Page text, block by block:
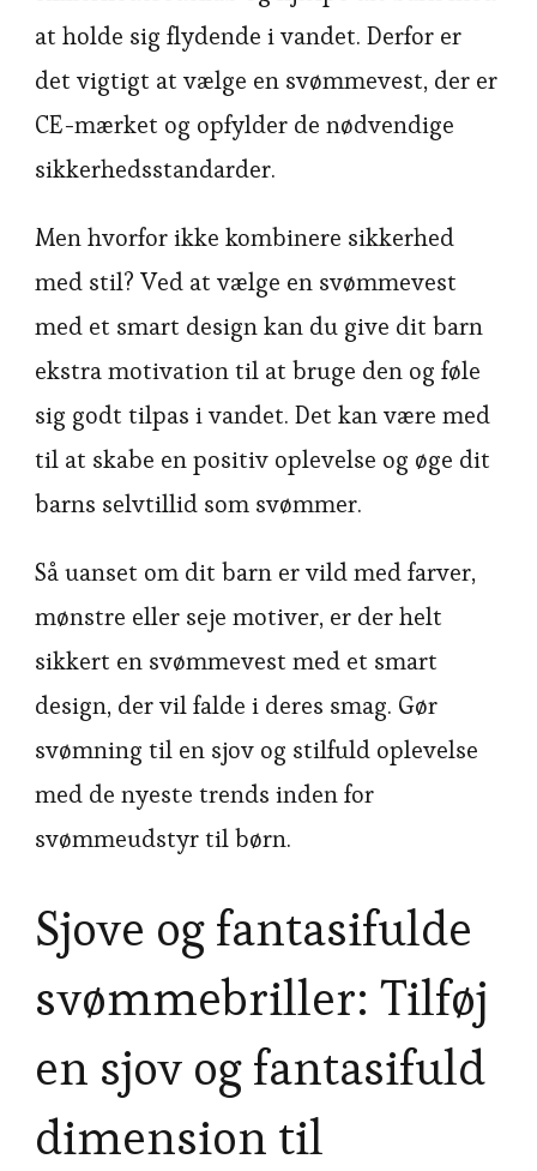
at holde sig flydende i vandet. Derfor er
det vigtigt at vælge en svømmevest, der er
CE-mærket og opfylder de nødvendige
sikkerhedsstandarder.
Men hvorfor ikke kombinere sikkerhed
med stil? Ved at vælge en svømmevest
med et smart design kan du give dit barn
ekstra motivation til at bruge den og føle
sig godt tilpas i vandet. Det kan være med
til at skabe en positiv oplevelse og øge dit
barns selvtillid som svømmer.
Så uanset om dit barn er vild med farver,
mønstre eller seje motiver, er der helt
sikkert en svømmevest med et smart
design, der vil falde i deres smag. Gør
svømning til en sjov og stilfuld oplevelse
med de nyeste trends inden for
svømmeudstyr til børn.
Sjove og fantasifulde
svømmebriller: Tilføj
en sjov og fantasifuld
dimension til